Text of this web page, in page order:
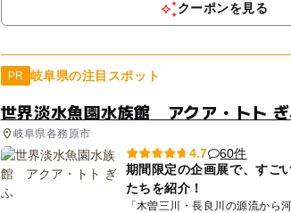
クーポンを見る
PR 岐阜県の注目スポット
世界淡水魚園水族館 アクア・トト
岐阜県各務原市
4.7
60件
期間限定の企画展で、すご
たちを紹介！
「木曽三川・長良川の源流から